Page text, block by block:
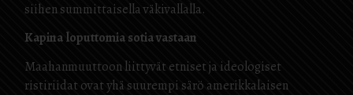
siihen summittaisella väkivallalla.
Kapina loputtomia sotia vastaan
Maahanmuuttoon liittyvät etniset ja ideologiset
ristiriidat ovat yhä suurempi särö amerikkalaisen